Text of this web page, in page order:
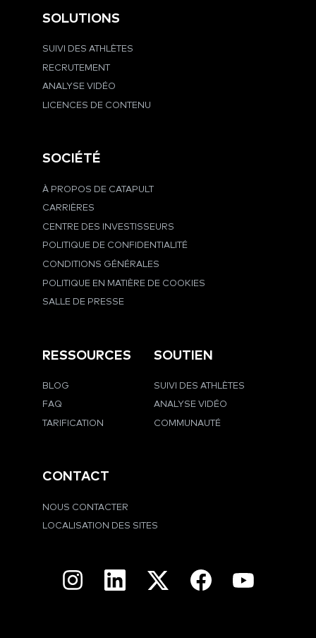
SOLUTIONS
SUIVI DES ATHLÈTES
RECRUTEMENT
ANALYSE VIDÉO
LICENCES DE CONTENU
SOCIÉTÉ
À PROPOS DE CATAPULT
CARRIÈRES
CENTRE DES INVESTISSEURS
POLITIQUE DE CONFIDENTIALITÉ
CONDITIONS GÉNÉRALES
POLITIQUE EN MATIÈRE DE COOKIES
SALLE DE PRESSE
RESSOURCES
BLOG
FAQ
TARIFICATION
SOUTIEN
SUIVI DES ATHLÈTES
ANALYSE VIDÉO
COMMUNAUTÉ
CONTACT
NOUS CONTACTER
LOCALISATION DES SITES